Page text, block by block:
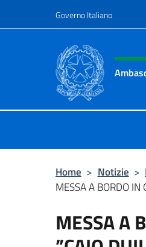
Governo Italiano
Intestazione
Home > Notizie >
MESSA A BORDO IN
MESSA A